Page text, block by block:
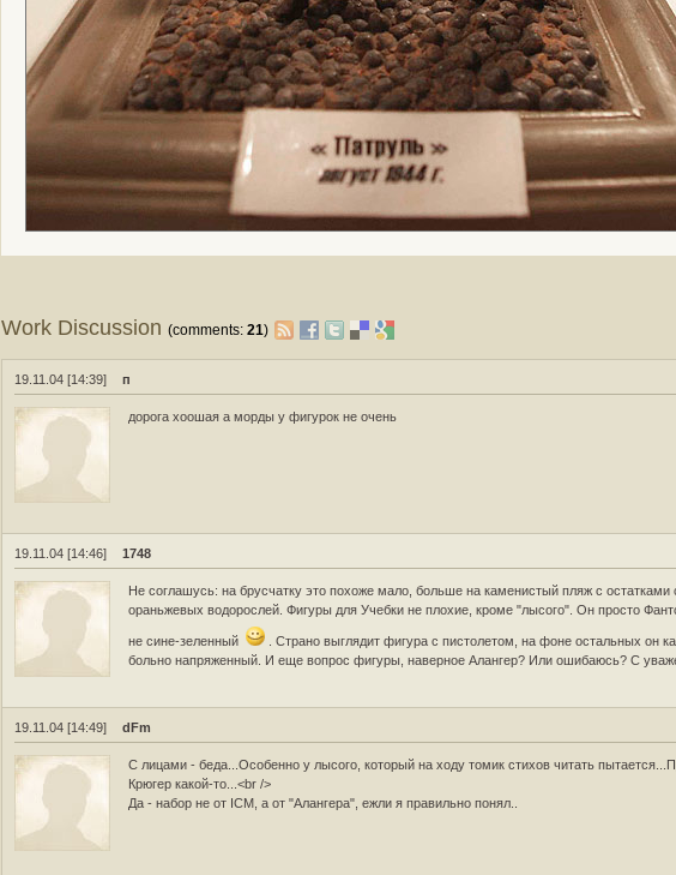
Work Discussion(comments:21)
19.11.04 [14:39] п
дорога хоошая а морды у фигурок не очень
19.11.04 [14:46] 1748
Не соглашусь: на брусчатку это похоже мало, больше на каменистый пляж с остатками
ораньжевых водорослей. Фигуры для Учебки не плохие, кроме "лысого". Он просто
не сине-зеленный
. Страно выглядит фигура с пистолетом, на фоне остальных он
больно напряженный. И еще вопрос фигуры, наверное Алангер? Или ошибаюсь? С
19.11.04 [14:49] dFm
С лицами - беда...Особенно у лысого, который на ходу томик стихов читать
Крюгер какой-то...<br />
Да - набор не от ICM, а от "Алангера", ежли я правильно понял..